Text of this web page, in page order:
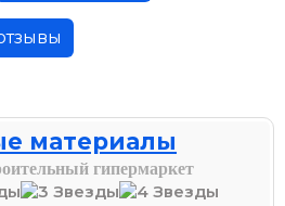
материалы
гипермаркет